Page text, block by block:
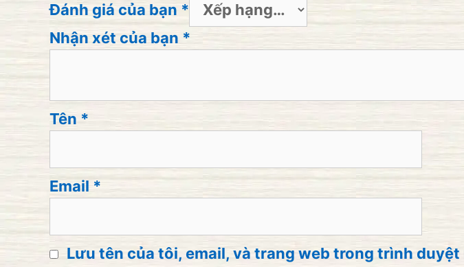
Đánh giá của bạn *
Nhận xét của bạn *
Tên *
Email *
Lưu tên của tôi, email, và trang web trong trình